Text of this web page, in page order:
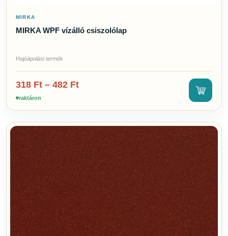
MIRKA
MIRKA WPF vízálló csiszolólap
Hajóápolási termék
318 Ft – 482 Ft
raktáron